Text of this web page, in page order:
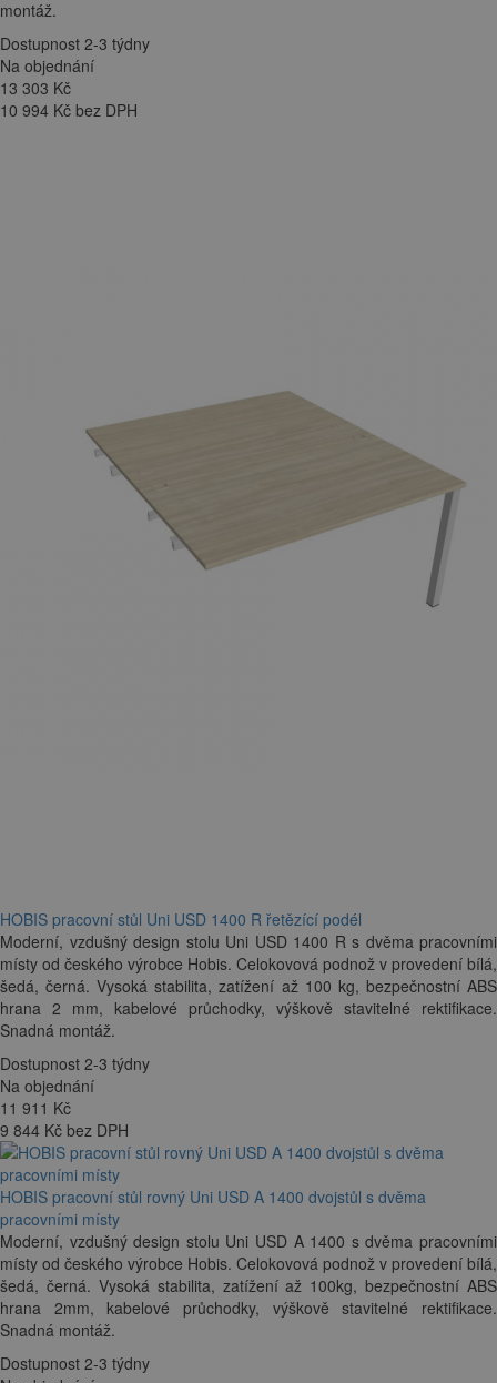
montáž.
Dostupnost 2-3 týdny
Na objednání
13 303 Kč
10 994 Kč bez DPH
HOBIS pracovní stůl Uni USD 1400 R řetězící podél
Moderní, vzdušný design stolu Uni USD 1400 R s dvěma pracovními
místy od českého výrobce Hobis. Celokovová podnož v provedení bílá,
šedá, černá. Vysoká stabilita, zatížení až 100 kg, bezpečnostní ABS
hrana 2 mm, kabelové průchodky, výškově stavitelné rektifikace.
Snadná montáž.
Dostupnost 2-3 týdny
Na objednání
11 911 Kč
9 844 Kč bez DPH
HOBIS pracovní stůl rovný Uni USD A 1400 dvojstůl s dvěma
pracovními místy
Moderní, vzdušný design stolu Uni USD A 1400 s dvěma pracovními
místy od českého výrobce Hobis. Celokovová podnož v provedení bílá,
šedá, černá. Vysoká stabilita, zatížení až 100kg, bezpečnostní ABS
hrana 2mm, kabelové průchodky, výškově stavitelné rektifikace.
Snadná montáž.
Dostupnost 2-3 týdny